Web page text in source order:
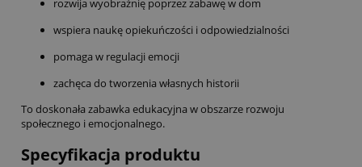
rozwija wyobraźnię poprzez zabawę w dom
wspiera naukę opiekuńczości i odpowiedzialności
pomaga w regulacji emocji
zachęca do tworzenia własnych historii
To doskonała zabawka edukacyjna w obszarze rozwoju
społecznego i emocjonalnego.
Specyfikacja produktu